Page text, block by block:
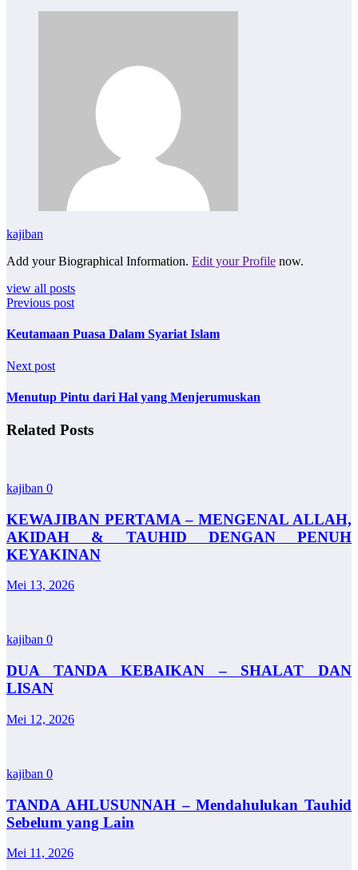
kajiban
Add your Biographical Information. Edit your Profile now.
view all posts
Previous post
Keutamaan Puasa Dalam Syariat Islam
Next post
Menutup Pintu dari Hal yang Menjerumuskan
Related Posts
kajiban 0
KEWAJIBAN PERTAMA – MENGENAL ALLAH,
AKIDAH & TAUHID DENGAN PENUH
KEYAKINAN
Mei 13, 2026
kajiban 0
DUA TANDA KEBAIKAN – SHALAT DAN
LISAN
Mei 12, 2026
kajiban 0
TANDA AHLUSUNNAH – Mendahulukan Tauhid
Sebelum yang Lain
Mei 11, 2026